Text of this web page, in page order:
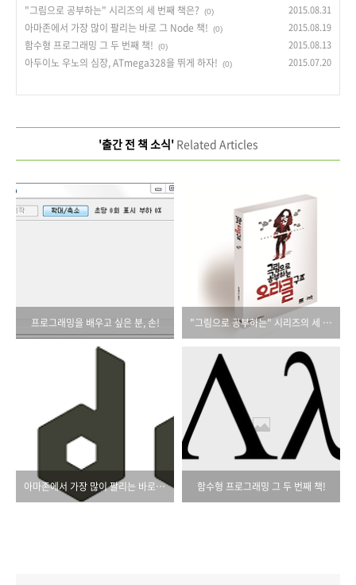
"그림으로 공부하는" 시리즈의 세 번째 책은? (0) 2015.08.31
아마존에서 가장 많이 팔리는 바로 그 Node 책! (0) 2015.08.19
함수형 프로그래밍 그 두 번째 책! (0) 2015.08.13
아두이노 우노의 심장, ATmega328을 뛰게 하자! (0) 2015.07.20
'출간 전 책 소식'Related Articles
프로그래밍을 배우고 싶은 분, 손! "그림으로 공부하는" 시리즈의 세 번째 책은?
아마존에서 가장 많이 팔리는 바로 그 Node 책! 함수형 프로그래밍 그 두 번째 책!